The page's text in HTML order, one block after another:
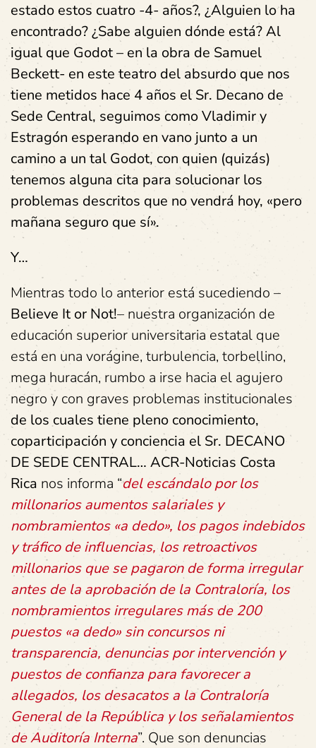
estado estos cuatro -4- años?, ¿Alguien lo ha
encontrado? ¿Sabe alguien dónde está? Al
igual que Godot – en la obra de Samuel
Beckett- en este teatro del absurdo que nos
tiene metidos hace 4 años el Sr. Decano de
Sede Central, seguimos como Vladimir y
Estragón esperando en vano junto a un
camino a un tal Godot, con quien (quizás)
tenemos alguna cita para solucionar los
problemas descritos que no vendrá hoy, «pero
mañana seguro que sí».
Y…
Mientras todo lo anterior está sucediendo –
Believe It or Not!– nuestra organización de
educación superior universitaria estatal que
está en una vorágine, turbulencia, torbellino,
mega huracán, rumbo a irse hacia el agujero
negro y con graves problemas institucionales
de los cuales tiene pleno conocimiento,
coparticipación y conciencia el Sr. DECANO
DE SEDE CENTRAL… ACR-Noticias Costa
Rica nos informa “del escándalo por los
millonarios aumentos salariales y
nombramientos «a dedo», los pagos indebidos
y tráfico de influencias, los retroactivos
millonarios que se pagaron de forma irregular
antes de la aprobación de la Contraloría, los
nombramientos irregulares más de 200
puestos «a dedo» sin concursos ni
transparencia, denuncias por intervención y
puestos de confianza para favorecer a
allegados, los desacatos a la Contraloría
General de la República y los señalamientos
de Auditoría Interna”. Que son denuncias